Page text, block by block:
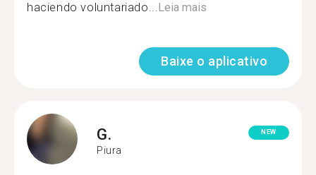
haciendo voluntariado...Leia mais
Baixe o aplicativo
G.
Piura
NEW